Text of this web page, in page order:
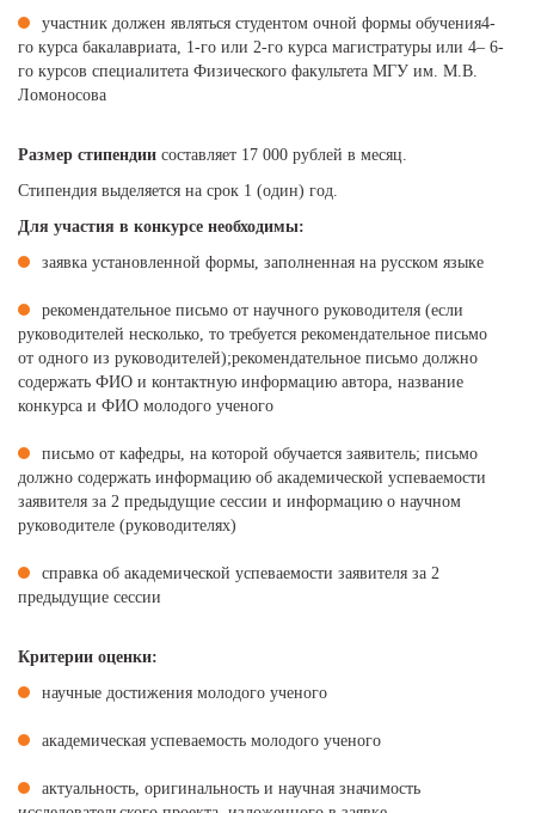
участник должен являться студентом очной формы обучения4-
го курса бакалавриата, 1-го или 2-го курса магистратуры или 4– 6-
го курсов специалитета Физического факультета МГУ им. М.В.
Ломоносова
Размер стипендии составляет 17 000 рублей в месяц.
Стипендия выделяется на срок 1 (один) год.
Для участия в конкурсе необходимы:
заявка установленной формы, заполненная на русском языке
рекомендательное письмо от научного руководителя (если
руководителей несколько, то требуется рекомендательное письмо
от одного из руководителей);рекомендательное письмо должно
содержать ФИО и контактную информацию автора, название
конкурса и ФИО молодого ученого
письмо от кафедры, на которой обучается заявитель; письмо
должно содержать информацию об академической успеваемости
заявителя за 2 предыдущие сессии и информацию о научном
руководителе (руководителях)
справка об академической успеваемости заявителя за 2
предыдущие сессии
Критерии оценки:
научные достижения молодого ученого
академическая успеваемость молодого ученого
актуальность, оригинальность и научная значимость